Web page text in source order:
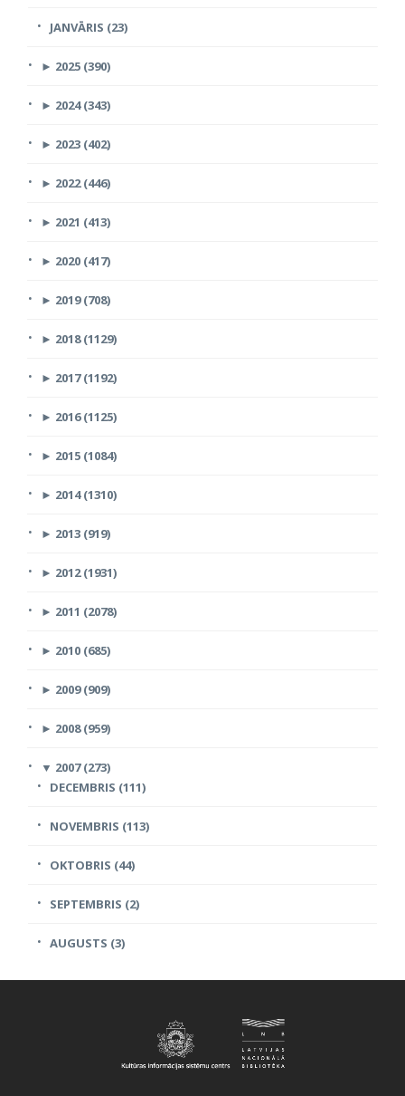
JANVĀRIS (23)
► 2025 (390)
► 2024 (343)
► 2023 (402)
► 2022 (446)
► 2021 (413)
► 2020 (417)
► 2019 (708)
► 2018 (1129)
► 2017 (1192)
► 2016 (1125)
► 2015 (1084)
► 2014 (1310)
► 2013 (919)
► 2012 (1931)
► 2011 (2078)
► 2010 (685)
► 2009 (909)
► 2008 (959)
▼ 2007 (273)
DECEMBRIS (111)
NOVEMBRIS (113)
OKTOBRIS (44)
SEPTEMBRIS (2)
AUGUSTS (3)